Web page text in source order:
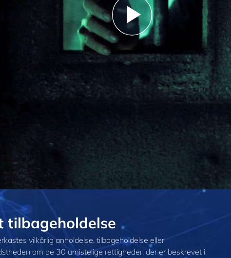
Play
Video
tilbageholdelse
vilkårlig anholdelse, tilbageholdelse eller
om de 30 umistelige rettigheder, der er beskrevet i